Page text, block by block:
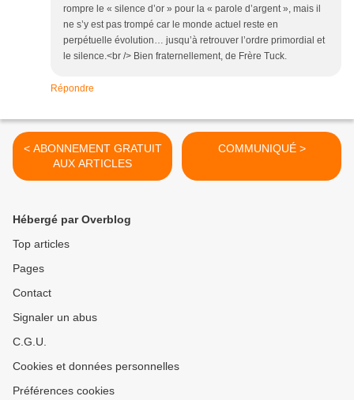
rompre le « silence d’or » pour la « parole d’argent », mais il
ne s’y est pas trompé car le monde actuel reste en
perpétuelle évolution… jusqu’à retrouver l’ordre primordial et
le silence.<br /> Bien fraternellement, de Frère Tuck.
Répondre
< ABONNEMENT GRATUIT
AUX ARTICLES
COMMUNIQUÉ >
Hébergé par Overblog
Top articles
Pages
Contact
Signaler un abus
C.G.U.
Cookies et données personnelles
Préférences cookies